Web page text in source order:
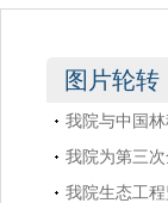
图片轮转
我院与中国
我院为第三
我院生态工